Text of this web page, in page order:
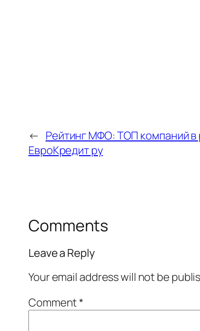
← Рейтинг МФО: ТОП компаний
ЕвроКредит ру
Comments
Leave a Reply
Your email address will not be
Comment*